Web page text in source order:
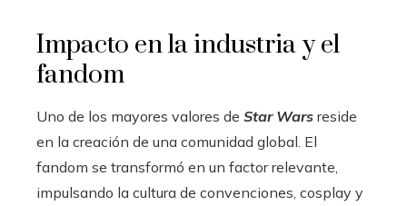
Impacto en la industria y el
fandom
Uno de los mayores valores de Star Wars reside
en la creación de una comunidad global. El
fandom se transformó en un factor relevante,
impulsando la cultura de convenciones, cosplay y